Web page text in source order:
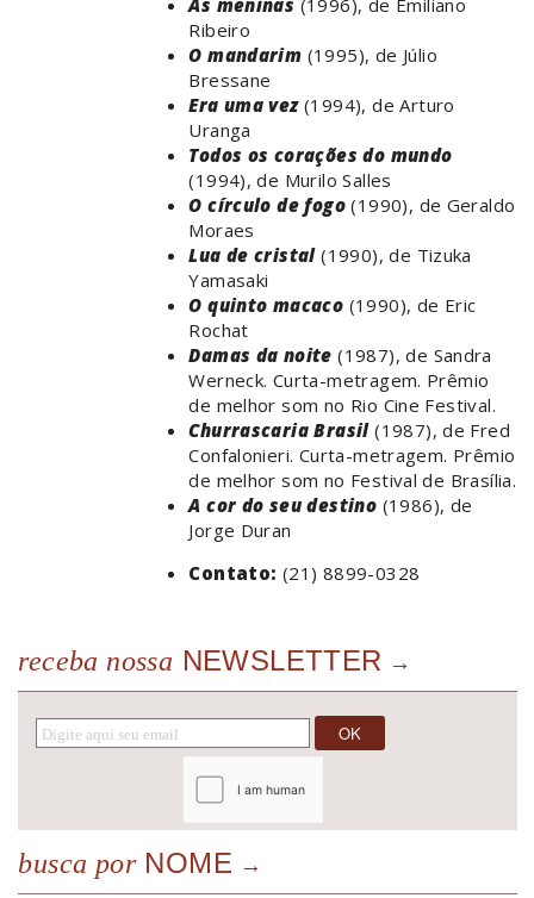
As meninas (1996), de Emiliano
Ribeiro
O mandarim (1995), de Júlio
Bressane
Era uma vez(1994), de Arturo
Uranga
Todos os corações do mundo
(1994), de Murilo Salles
O círculo de fogo (1990), de Geraldo
Moraes
Lua de cristal(1990), de Tizuka
Yamasaki
O quinto macaco (1990), de Eric
Rochat
Damas da noite (1987), de Sandra
Werneck. Curta-metragem. Prêmio
de melhor som no Rio Cine Festival.
Churrascaria Brasil(1987), de Fred
Confalonieri. Curta-metragem. Prêmio
de melhor som no Festival de Brasília.
A cor do seu destino (1986), de
Jorge Duran
Contato: (21) 8899-0328
receba nossa NEWSLETTER
busca porNOME